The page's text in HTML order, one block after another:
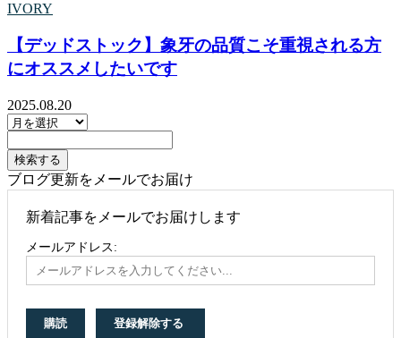
IVORY
【デッドストック】象牙の品質こそ重視される方
にオススメしたいです
2025.08.20
ブログ更新をメールでお届け
新着記事をメールでお届けします
メールアドレス: